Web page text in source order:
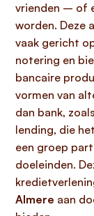
vrienden – of
worden. Deze
vaak gericht
notering en
bancaire
vormen van
dan bank,
lending, die
een groep
doeleinden.
Almere aan